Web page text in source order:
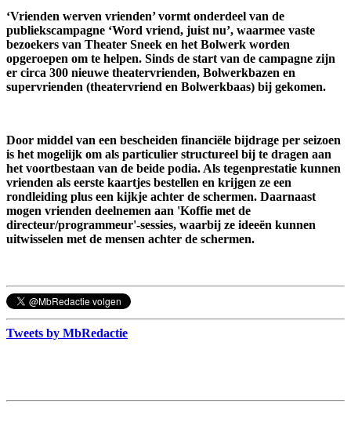
‘Vrienden werven vrienden’ vormt onderdeel van de
publiekscampagne ‘Word vriend, juist nu’, waarmee vaste
bezoekers van Theater Sneek en het Bolwerk worden
opgeroepen om te helpen. Sinds de start van de campagne zijn
er circa 300 nieuwe theatervrienden, Bolwerkbazen en
supervrienden (theatervriend en Bolwerkbaas) bij gekomen.
Door middel van een bescheiden financiële bijdrage per seizoen
is het mogelijk om als particulier structureel bij te dragen aan
het voortbestaan van de beide podia. Als tegenprestatie kunnen
vrienden als eerste kaartjes bestellen en krijgen ze een
rondleiding plus een kijkje achter de schermen. Daarnaast
mogen vrienden deelnemen aan 'Koffie met de
directeur/programmeur'-sessies, waarbij ze ideeën kunnen
uitwisselen met de mensen achter de schermen.
Tweets by MbRedactie